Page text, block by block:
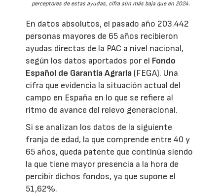
perceptores de estas ayudas, cifra aún más baja que en 2024.
En datos absolutos, el pasado año 203.442
personas mayores de 65 años recibieron
ayudas directas de la PAC a nivel nacional,
según los datos aportados por el Fondo
Español de Garantía Agraria (FEGA). Una
cifra que evidencia la situación actual del
campo en España en lo que se refiere al
ritmo de avance del relevo generacional.
Si se analizan los datos de la siguiente
franja de edad, la que comprende entre 40 y
65 años, queda patente que continúa siendo
la que tiene mayor presencia a la hora de
percibir dichos fondos, ya que supone el
51,62%.